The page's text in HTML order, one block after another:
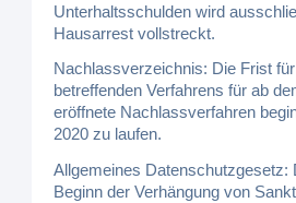
Unterhaltsschulden wird
Hausarrest vollstreckt.
Nachlassverzeichnis: Die Frist
betreffenden Verfahrens für ab
eröffnete Nachlassverfahren
2020 zu laufen.
Allgemeines Datenschutzgesetz:
Beginn der Verhängung von